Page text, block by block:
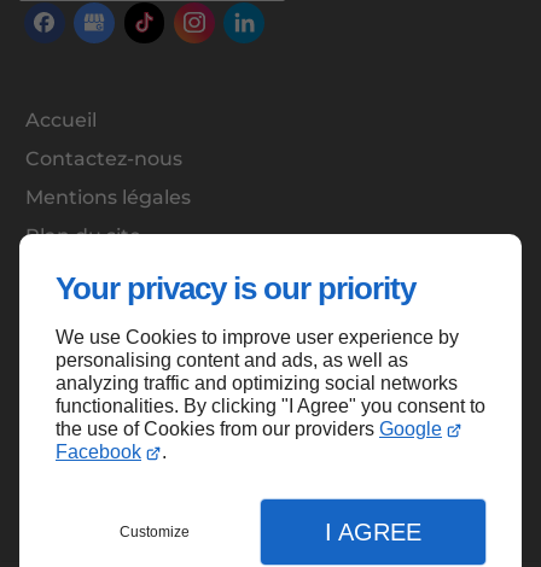
Your privacy is our priority
We use Cookies to improve user experience by
personalising content and ads, as well as
analyzing traffic and optimizing social networks
functionalities. By clicking "I Agree" you consent to
the use of Cookies from our providers Google
Facebook
.
Customize I AGREE
Accueil
Contactez-nous
Mentions légales
Plan du site
Haut de page